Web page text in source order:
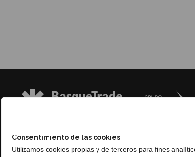
Consentimiento de las cookies
Utilizamos cookies propias y de terceros para fines